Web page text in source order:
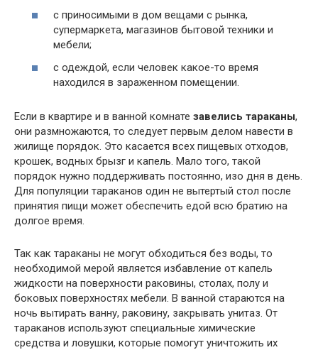
с приносимыми в дом вещами с рынка,
супермаркета, магазинов бытовой техники и
мебели;
с одеждой, если человек какое-то время
находился в зараженном помещении.
Если в квартире и в ванной комнате завелись тараканы,
они размножаются, то следует первым делом навести в
жилище порядок. Это касается всех пищевых отходов,
крошек, водных брызг и капель. Мало того, такой
порядок нужно поддерживать постоянно, изо дня в день.
Для популяции тараканов один не вытертый стол после
принятия пищи может обеспечить едой всю братию на
долгое время.
Так как тараканы не могут обходиться без воды, то
необходимой мерой является избавление от капель
жидкости на поверхности раковины, столах, полу и
боковых поверхностях мебели. В ванной стараются на
ночь вытирать ванну, раковину, закрывать унитаз. От
тараканов используют специальные химические
средства и ловушки, которые помогут уничтожить их